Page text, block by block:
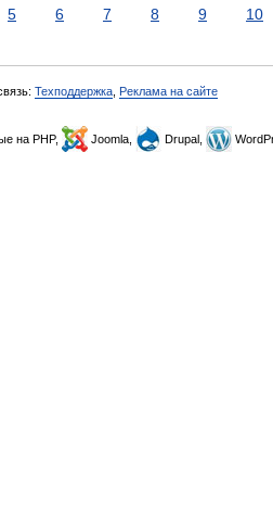
5 6 7 8 9 10
Техподдержка Реклама на сайте
на PHP, Joomla, Drupal,